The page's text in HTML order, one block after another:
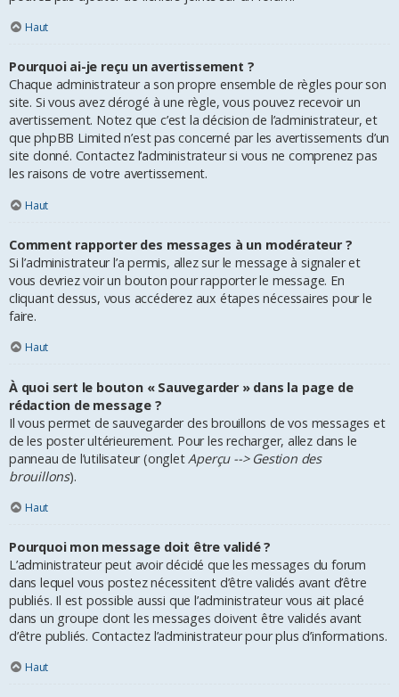
Haut
Pourquoi ai-je reçu un avertissement ?
Chaque administrateur a son propre ensemble de règles pour son
site. Si vous avez dérogé à une règle, vous pouvez recevoir un
avertissement. Notez que c’est la décision de l’administrateur, et
que phpBB Limited n’est pas concerné par les avertissements d’un
site donné. Contactez l’administrateur si vous ne comprenez pas
les raisons de votre avertissement.
Haut
Comment rapporter des messages à un modérateur ?
Si l’administrateur l’a permis, allez sur le message à signaler et
vous devriez voir un bouton pour rapporter le message. En
cliquant dessus, vous accéderez aux étapes nécessaires pour le
faire.
Haut
À quoi sert le bouton « Sauvegarder » dans la page de
rédaction de message ?
Il vous permet de sauvegarder des brouillons de vos messages et
de les poster ultérieurement. Pour les recharger, allez dans le
panneau de l’utilisateur (onglet Aperçu --> Gestion des
brouillons).
Haut
Pourquoi mon message doit être validé ?
L’administrateur peut avoir décidé que les messages du forum
dans lequel vous postez nécessitent d’être validés avant d’être
publiés. Il est possible aussi que l’administrateur vous ait placé
dans un groupe dont les messages doivent être validés avant
d’être publiés. Contactez l’administrateur pour plus d’informations.
Haut